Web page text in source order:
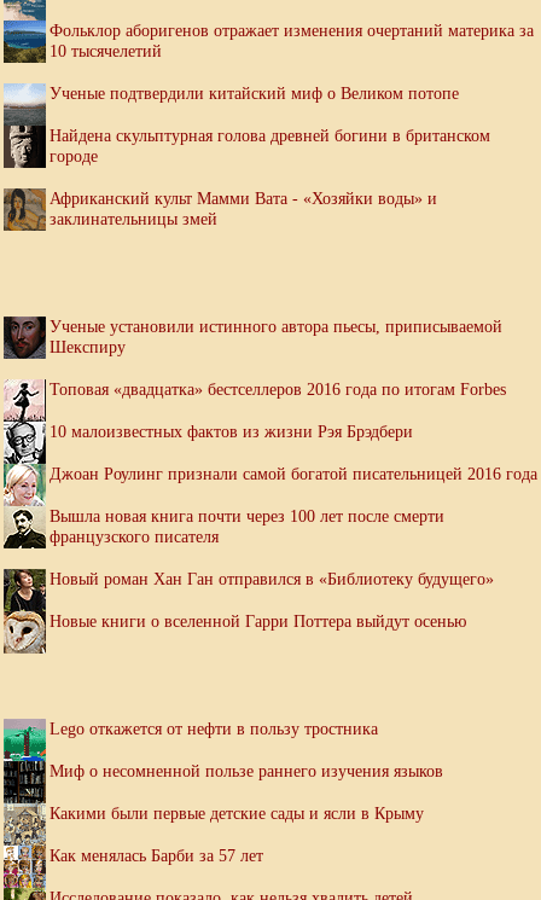
Фольклор аборигенов отражает изменения очертаний материка за
10 тысячелетий
Ученые подтвердили китайский миф о Великом потопе
Найдена скульптурная голова древней богини в британском
городе
Африканский культ Мамми Вата - «Хозяйки воды» и
заклинательницы змей
Ученые установили истинного автора пьесы, приписываемой
Шекспиру
Топовая «двадцатка» бестселлеров 2016 года по итогам Forbes
10 малоизвестных фактов из жизни Рэя Брэдбери
Джоан Роулинг признали самой богатой писательницей 2016 года
Вышла новая книга почти через 100 лет после смерти
французского писателя
Новый роман Хан Ган отправился в «Библиотеку будущего»
Новые книги о вселенной Гарри Поттера выйдут осенью
Lego откажется от нефти в пользу тростника
Миф о несомненной пользе раннего изучения языков
Какими были первые детские сады и ясли в Крыму
Как менялась Барби за 57 лет